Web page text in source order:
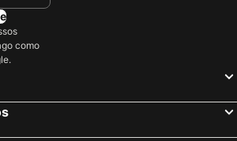
Hotéis
Hotéis
Bordéus, Aquitânia Hotéis
como